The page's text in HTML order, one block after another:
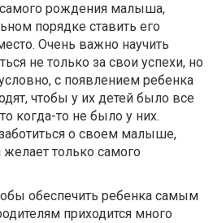
самого рождения малыша,
порядке ставить его
Очень важно научить
не только за свои успехи, но
с появлением ребенка
чтобы у их детей было все
когда-то не было у них.
о своем малыше,
желает только самого
обеспечить ребенка самым
приходится много